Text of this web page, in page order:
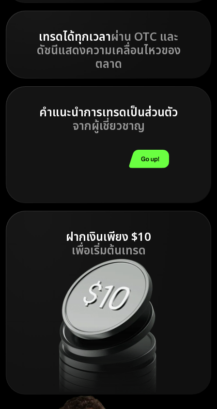
เทรดได้ทุกเวลาผ่าน OTC และ
ดัชนีแสดงความเคลื่อนไหวของ
ตลาด
คำแนะนำการเทรดเป็นส่วนตัว
จากผู้เชี่ยวชาญ
ฝากเงินเพียง $10
เพื่อเริ่มต้นเทรด